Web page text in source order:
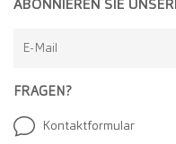
FRAGEN?
Kontaktformular
ABONNIEREN SIE
E-Mail